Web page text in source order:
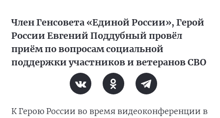
Член Генсовета «Единой России», Герой
России Евгений Поддубный провёл
приём по вопросам социальной
поддержки участников и ветеранов СВО
К Герою России во время видеоконференции в